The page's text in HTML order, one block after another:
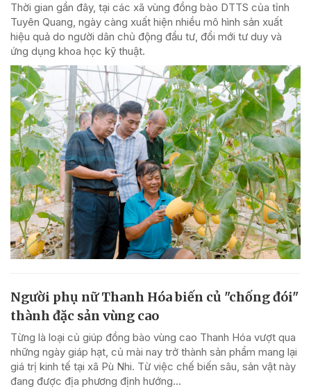
Thời gian gần đây, tại các xã vùng đồng bào DTTS của tỉnh
Tuyên Quang, ngày càng xuất hiện nhiều mô hình sản xuất
hiệu quả do người dân chủ động đầu tư, đổi mới tư duy và
ứng dụng khoa học kỹ thuật.
Người phụ nữ Thanh Hóa biến củ "chống đói"
thành đặc sản vùng cao
Từng là loại củ giúp đồng bào vùng cao Thanh Hóa vượt qua
những ngày giáp hạt, củ mài nay trở thành sản phẩm mang lại
giá trị kinh tế tại xã Pù Nhi. Từ việc chế biến sâu, sản vật này
đang được địa phương định hướng...